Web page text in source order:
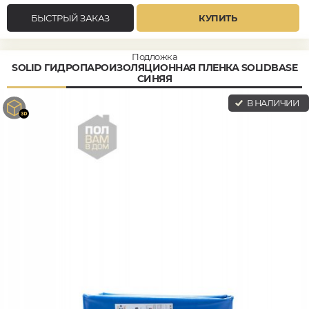
БЫСТРЫЙ ЗАКАЗ КУПИТЬ
Подложка
SOLID ГИДРОПАРОИЗОЛЯЦИОННАЯ ПЛЕНКА SOLIDBASE
СИНЯЯ
В НАЛИЧИИ